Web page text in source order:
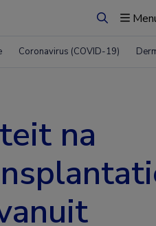
Zoeken
Coronavirus (COVID-19)
na